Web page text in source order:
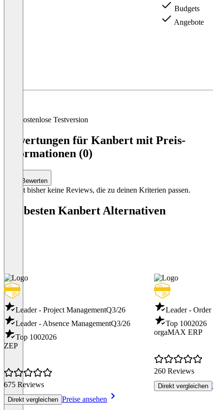
Budgets
Angebote
Kostenlose Testversion
Bewertungen für Kanbert mit Preis-
Informationen (0)
Bewerten
Es gibt bisher keine Reviews, die zu deinen Kriterien passen.
Die besten Kanbert Alternativen
Leader - Project ManagementQ3/26
Leader - Absence ManagementQ3/26
Top 1002026
ZEP
675 Reviews
Direkt vergleichen Preise ansehen
Leader - Order
Top 1002026
orgaMAX ERP
260 Reviews
Direkt vergleichen